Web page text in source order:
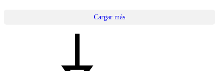
Cargar más